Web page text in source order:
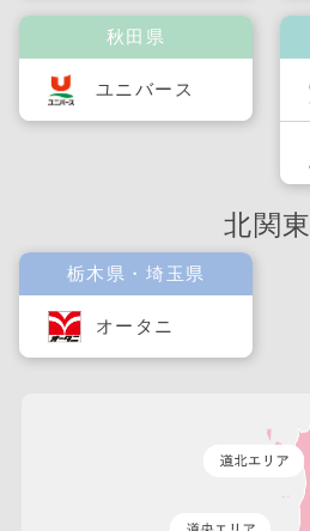
秋田県
ユニバース
北関東
栃木県・埼玉県
オータニ